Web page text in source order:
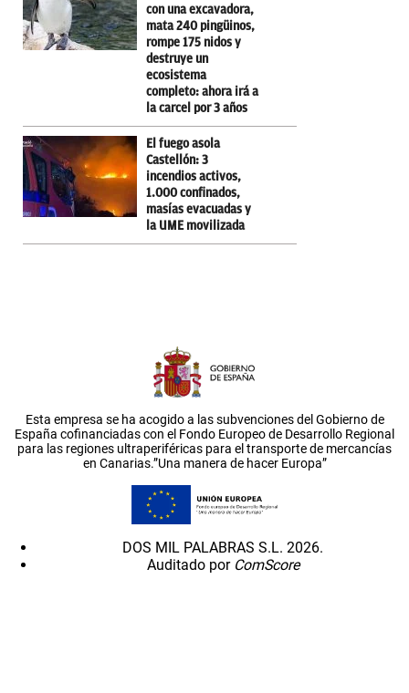
con una excavadora,
mata 240 pingüinos,
rompe 175 nidos y
destruye un
ecosistema
completo: ahora irá a
la carcel por 3 años
El fuego asola
Castellón: 3
incendios activos,
1.000 confinados,
masías evacuadas y
la UME movilizada
Esta empresa se ha acogido a las subvenciones del Gobierno de
España cofinanciadas con el Fondo Europeo de Desarrollo Regional
para las regiones ultraperiféricas para el transporte de mercancías
en Canarias.”Una manera de hacer Europa”
DOS MIL PALABRAS S.L. 2026.
Auditado por ComScore